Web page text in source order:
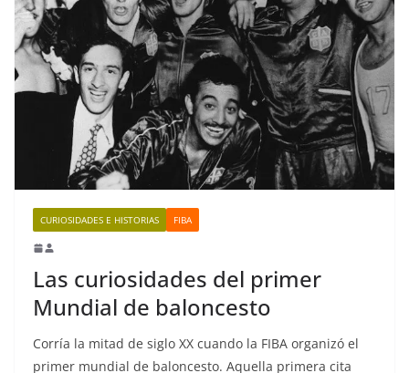
CURIOSIDADES E HISTORIAS FIBA
Las curiosidades del primer
Mundial de baloncesto
Corría la mitad de siglo XX cuando la FIBA organizó el
primer mundial de baloncesto. Aquella primera cita